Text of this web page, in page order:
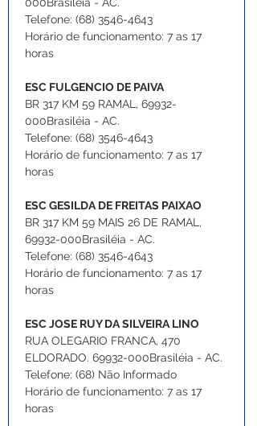
Telefone: (68) 3546-4643
Horário de funcionamento: 7 as 17
horas
ESC FULGENCIO DE PAIVA
BR 317 KM 59 RAMAL, 69932-
000Brasiléia - AC.
Telefone: (68) 3546-4643
Horário de funcionamento: 7 as 17
horas
ESC GESILDA DE FREITAS PAIXAO
BR 317 KM 59 MAIS 26 DE RAMAL,
69932-000Brasiléia - AC.
Telefone: (68) 3546-4643
Horário de funcionamento: 7 as 17
horas
ESC JOSE RUY DA SILVEIRA LINO
RUA OLEGARIO FRANCA, 470
ELDORADO. 69932-000Brasiléia - AC.
Telefone: (68) Não Informado
Horário de funcionamento: 7 as 17
horas